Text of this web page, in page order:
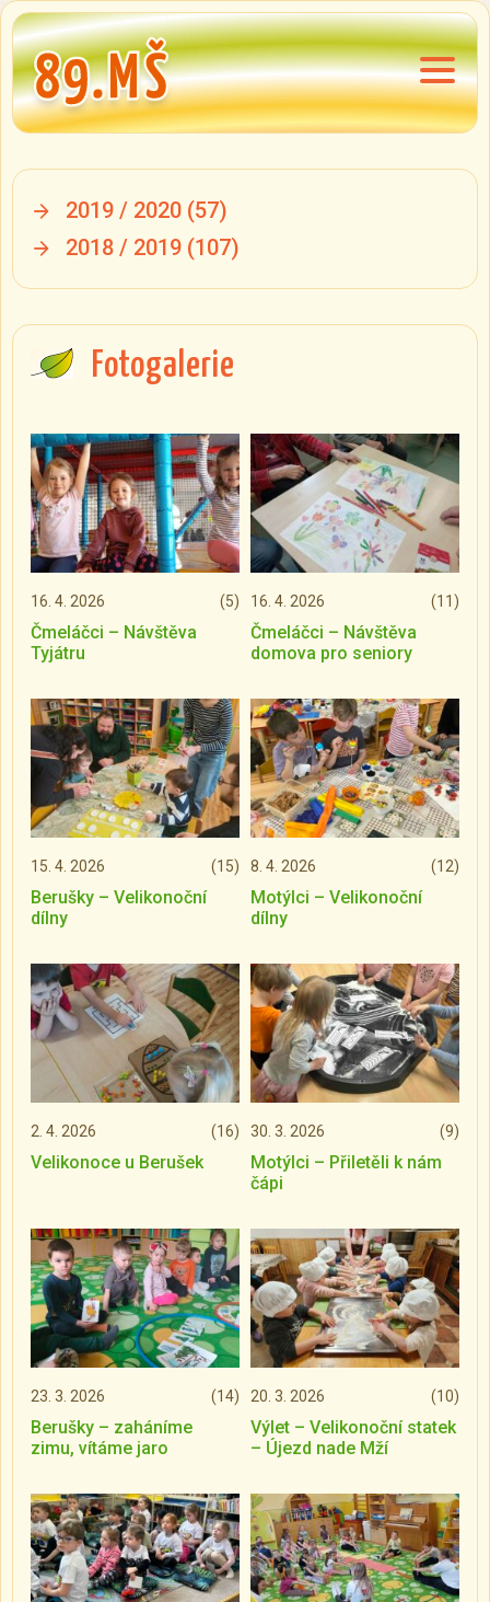
2019 / 2020 (57)
2018 / 2019 (107)
Fotogalerie
16. 4. 2026 (5)
Čmeláčci – Návštěva
Tyjátru
16. 4. 2026 (11)
Čmeláčci – Návštěva
domova pro seniory
15. 4. 2026 (15)
Berušky – Velikonoční
dílny
8. 4. 2026 (12)
Motýlci – Velikonoční
dílny
2. 4. 2026 (16)
Velikonoce u Berušek
30. 3. 2026 (9)
Motýlci – Přiletěli k nám
čápi
23. 3. 2026 (14)
Berušky – zaháníme
zimu, vítáme jaro
20. 3. 2026 (10)
Výlet – Velikonoční statek
– Újezd nade Mží